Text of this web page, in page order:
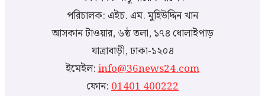
পরিচালক: এইচ. এম. মুহিউদ্দিন খান
আসকান টাওয়ার, ৬ষ্ঠ তলা, ১৭৪ ধোলাইপাড়
যাত্রাবাড়ী, ঢাকা-১২০৪
ইমেইল:info@36news24.com
ফোন:01401 400222